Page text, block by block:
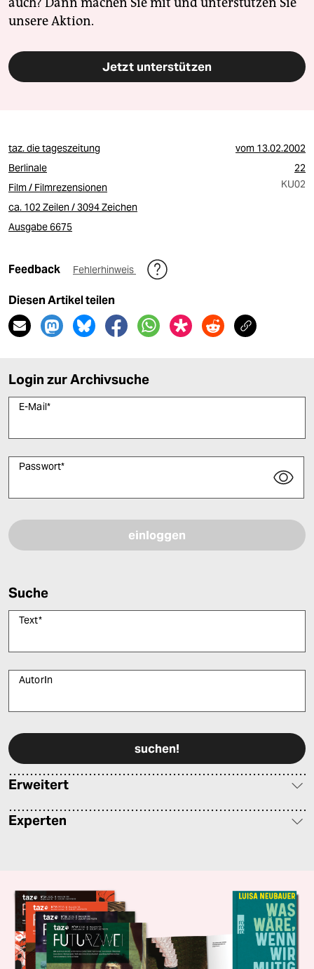
unsere Aktion.
Jetzt unterstützen
taz. die tageszeitung vom 13.02.2002
Berlinale
22
Film / Filmrezensionen
KU02
ca. 102 Zeilen / 3094 Zeichen
Ausgabe 6675
Feedback Fehlerhinweis
Diesen Artikel teilen
Login zur Archivsuche
E-Mail*
Passwort*
Suche
Text*
AutorIn
Erweitert
Experten